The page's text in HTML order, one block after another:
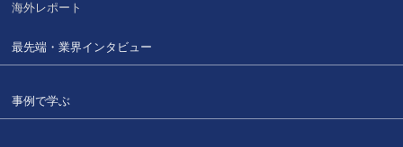
海外レポート
最先端・業界インタビュー
事例で学ぶ